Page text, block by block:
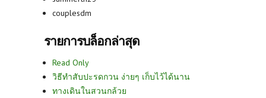
couplesdm
รายการบล็อกล่าสุด
Read Only
วิธีทำสับปะรดกวน ง่ายๆ เก็บไว้ได้นาน
ทางเดินในสวนกล้วย